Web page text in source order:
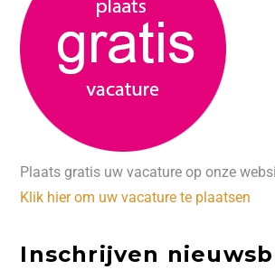
Plaats gratis uw vacature op onze
Klik hier om uw vacature te plaatsen
Inschrijven